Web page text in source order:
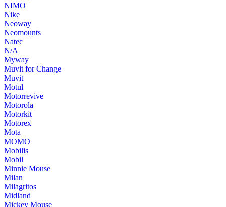
NIMO
Nike
Neoway
Neomounts
Natec
N/A
Myway
Muvit for Change
Muvit
Motul
Motorrevive
Motorola
Motorkit
Motorex
Mota
MOMO
Mobilis
Mobil
Minnie Mouse
Milan
Milagritos
Midland
Mickey Mouse